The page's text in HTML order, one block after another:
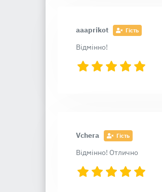
aaaprikot Гість
Відмінно!
Vchera Гість
Відмінно! Отлично